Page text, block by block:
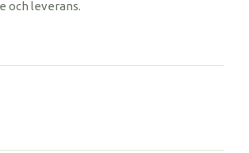
och leverans.